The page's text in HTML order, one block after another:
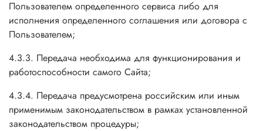
Пользователем определенного сервиса либо для
исполнения определенного соглашения или договора с
Пользователем;
4.3.3. Передача необходима для функционирования и
работоспособности самого Сайта;
4.3.4. Передача предусмотрена российским или иным
применимым законодательством в рамках установленной
законодательством процедуры;